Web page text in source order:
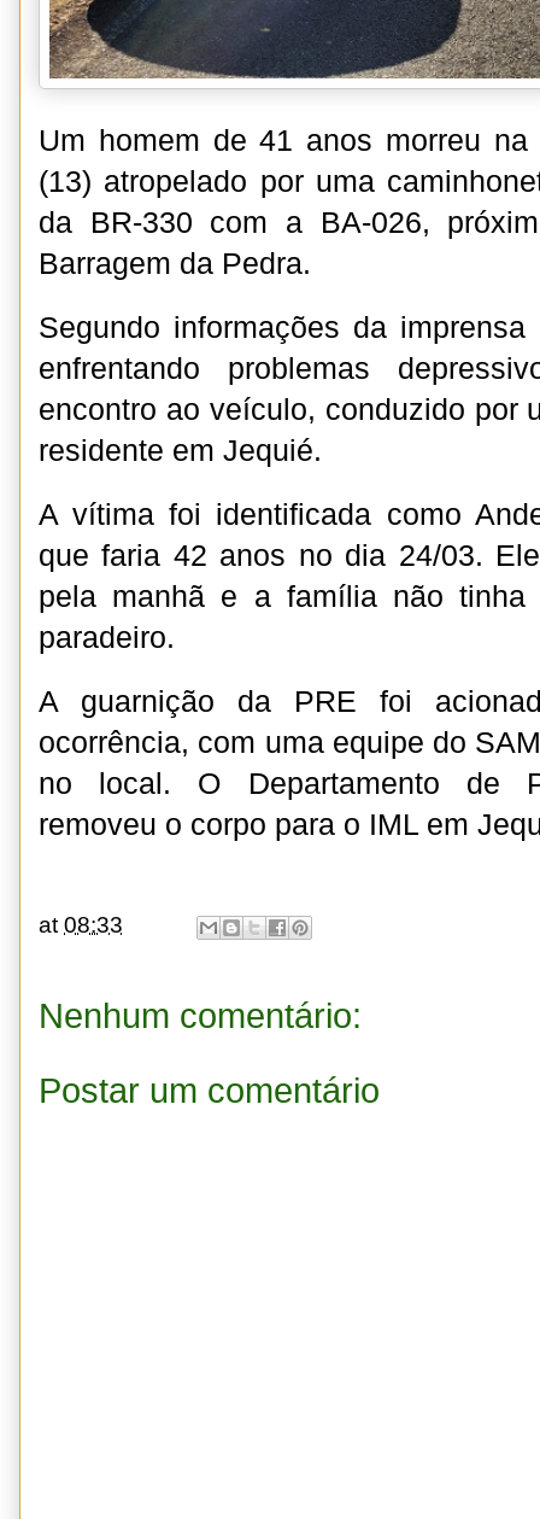
Um homem de 41 anos morreu na
(13) atropelado por uma
da BR-330 com a BA-026,
Barragem da Pedra.
Segundo informações da
enfrentando problemas
encontro ao veículo, conduzido por
residente em Jequié.
A vítima foi identificada como
que faria 42 anos no dia 24/03.
pela manhã e a família não tinha
paradeiro.
A guarnição da PRE foi
ocorrência, com uma equipe do
no local. O Departamento de
removeu o corpo para o IML em
at08:33
Nenhum comentário:
Postar um comentário